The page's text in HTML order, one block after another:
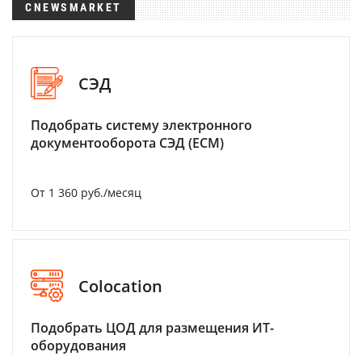
CNEWSMARKET
СЭД
Подобрать систему электронного
документооборота СЭД (ECM)
От 1 360 руб./месяц
Colocation
Подобрать ЦОД для размещения ИТ-
оборудования